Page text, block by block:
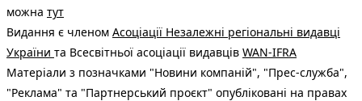
можна тут
Видання є членом Асоціації Незалежні регіональні видавці
України та Всесвітньої асоціації видавців WAN-IFRA
Матеріали з позначками "Новини компаній", "Прес-служба",
"Реклама" та "Партнерський проєкт" опубліковані на правах